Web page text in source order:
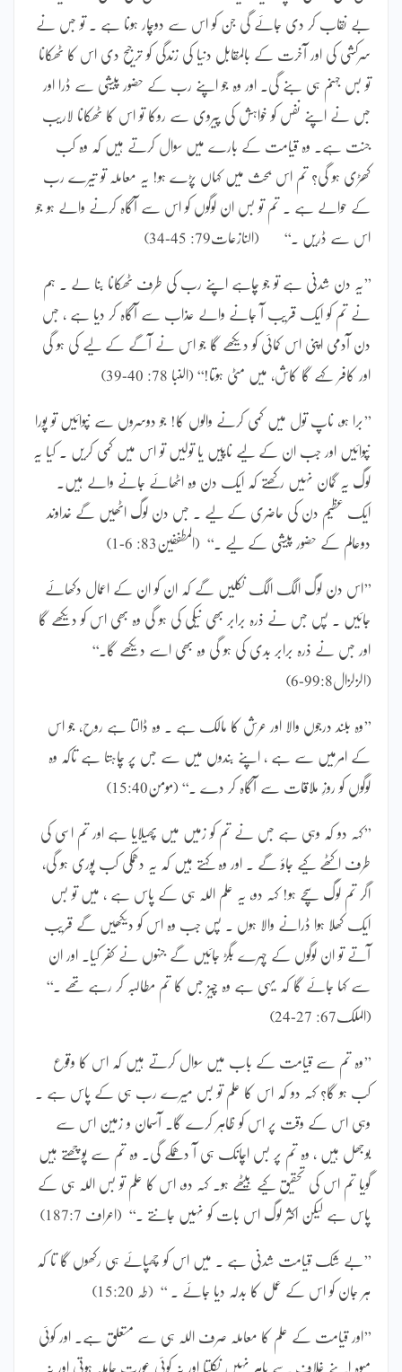
بے نقاب کر دی جائے گی جن کو اس سے دوچار ہونا ہے ۔ تو جس نے
سرکشی کی اور آخرت کے بالمقابل دنیا کی زندگی کو ترجیح دی اس کا ٹھکانا
تو بس جہنم ہی بنے گی۔ اور وہ جو اپنے رب کے حضور پیشی سے ڈرا اور
جس نے اپنے نفس کو خواہش کی پیروی سے روکا تو اس کا ٹھکانا لاریب
جنت ہے۔ وہ قیامت کے بارے میں سوال کرتے ہیں کہ وہ کب
کھڑی ہو گی؟ تم اس بحث میں کہاں پڑے ہو! یہ معاملہ تو تیرے رب
کے حوالے ہے ۔ تم تو بس ان لوگوں کو اس سے آگاہ کرنے والے ہو جو
اس سے ڈریں ۔‘‘ (النازعات79: 45-34)
’’یہ دن شدنی ہے تو جو چاہے اپنے رب کی طرف ٹھکانا بنا لے ۔ ہم
نے تم کو ایک قریب آ جانے والے عذاب سے آگاہ کر دیا ہے ، جس
دن آدمی اپنی اس کمائی کو دیکھے گا جو اس نے آگے کے لیے کی ہو گی
اور کافر کہے گا کاش، میں مٹی ہوتا!‘‘ (النبا 78: 40-39)
’’برا ہو، ناپ تول میں کمی کرنے والوں کا! جو دوسروں سے نپوائیں تو پورا
نپوائیں اور جب ان کے لیے ناپیں یا تولیں تو اس میں کمی کریں ۔ کیا یہ
لوگ یہ گمان نہیں رکھتے کہ ایک دن وہ اٹھائے جانے والے ہیں۔
ایک عظیم دن کی حاضری کے لیے ۔ جس دن لوگ اٹھیں گے خداوند
دوعالم کے حضور پیشی کے لیے ۔‘‘ (المطففین83: 6-1)
’’اس دن لوگ الگ الگ نکلیں گے کہ ان کو ان کے اعمال دکھائے
جائیں ۔ پس جس نے ذرہ برابر بھی نیکی کی ہو گی وہ بھی اس کو دیکھے گا
اور جس نے ذرہ برابر بدی کی ہو گی وہ بھی اسے دیکھے گا۔‘‘
(الزلزال99:8-6)
’’وہ بلند درجوں والا اور عرش کا مالک ہے ۔ وہ ڈالتا ہے روح، جو اس
کے امرمیں سے ہے ، اپنے بندوں میں سے جس پر چاہتا ہے تاکہ وہ
لوگوں کو روزِ ملاقات سے آگاہ کر دے ۔‘‘ (مومن15:40)
’’کہہ دو کہ وہی ہے جس نے تم کو زمیں میں پھیلایا ہے اور تم اسی کی
طرف اکٹھے کیے جاؤ گے ۔ اور وہ کہتے ہیں کہ یہ دھمکی کب پوری ہو گی،
اگر تم لوگ سچے ہو! کہہ دو، یہ علم اللہ ہی کے پاس ہے ، میں تو بس
ایک کھلا ہوا ڈرانے والا ہوں ۔ پس جب وہ اس کو دیکھیں گے قریب
آتے تو ان لوگوں کے چہرے بگڑ جائیں گے جنہوں نے کفر کیا۔ اور ان
سے کہا جائے گا کہ یہی ہے وہ چیز جس کا تم مطالبہ کر رہے تھے ۔‘‘
(الملک67: 27-24)
’’وہ تم سے قیامت کے باب میں سوال کرتے ہیں کہ اس کا وقوع
کب ہو گا؟ کہہ دو کہ اس کا علم تو بس میرے رب ہی کے پاس ہے ۔
وہی اس کے وقت پر اس کو ظاہر کرے گا۔ آسمان و زمین اس سے
بوجھل ہیں ، وہ تم پر بس اچانک ہی آ دھمکے گی۔ وہ تم سے پوچھتے ہیں
گویا تم اس کی تحقیق کیے بیٹھے ہو۔ کہہ دو، اس کا علم تو بس اللہ ہی کے
پاس ہے لیکن اکثر لوگ اس بات کو نہیں جانتے ۔‘‘ (اعراف 187:7)
’’بے شک قیامت شدنی ہے ۔ میں اس کو چھپائے ہی رکھوں گا تا کہ
ہر جان کو اس کے عمل کا بدلہ دیا جائے ۔ ‘‘ (طہ 15:20)
’’اور قیامت کے علم کا معاملہ صرف اللہ ہی سے متعلق ہے۔ اور کوئی
میوہ اپنے غلاف سے باہر نہیں نکلتا اور نہ کوئی عورت حاملہ ہوتی اور نہ